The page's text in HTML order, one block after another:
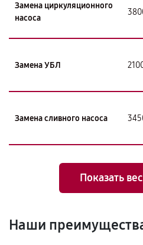
Замена циркуляционного
насоса
Замена УБЛ
Замена сливного насоса
Показать
Наши